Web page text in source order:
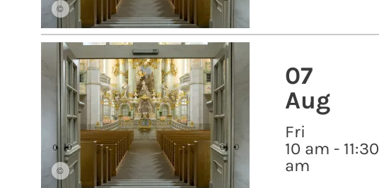
©
©
07
Aug
Fri
10 am - 11:30
am